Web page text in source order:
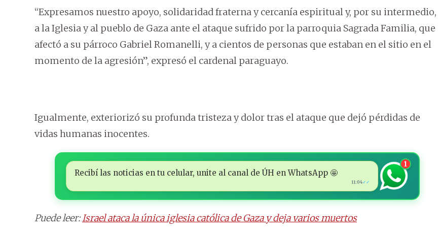
“Expresamos nuestro apoyo, solidaridad fraterna y cercanía espiritual y, por su intermedio,
a la Iglesia y al pueblo de Gaza ante el ataque sufrido por la parroquia Sagrada Familia, que
afectó a su párroco Gabriel Romanelli, y a cientos de personas que estaban en el sitio en el
momento de la agresión”, expresó el cardenal paraguayo.
Igualmente, exteriorizó su profunda tristeza y dolor tras el ataque que dejó pérdidas de
vidas humanas inocentes.
Recibí las noticias en tu celular, unite al canal de ÚH en WhatsApp 🤩
11:04✓✓
1
Puede leer:Israel ataca la única iglesia católica de Gaza y deja varios muertos